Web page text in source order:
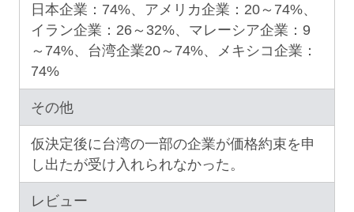
日本企業：74%、アメリカ企業：20～74%、
イラン企業：26～32%、マレーシア企業：9
～74%、台湾企業20～74%、メキシコ企業：
74%
その他
仮決定後に台湾の一部の企業が価格約束を申
し出たが受け入れられなかった。
レビュー